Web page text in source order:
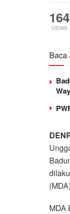
164
VIEWS
Baca
MDA